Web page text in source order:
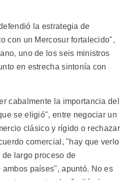
la estrategia de
con un Mercosur fortalecido",
uno de los seis ministros
en estrecha sintonía con
cabalmente la importancia del
se eligió", entre negociar un
clásico y rígido o rechazar
comercial, "hay que verlo
largo proceso de
ambos países", apuntó. No es